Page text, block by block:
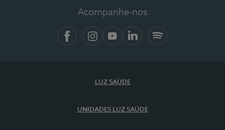
Acompanhe-nos
LUZ SAÚDE
UNIDADES LUZ SAÚDE